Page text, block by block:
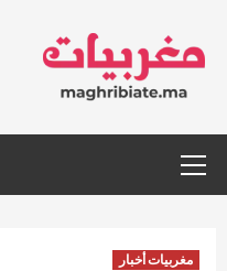
content
Menu
مغربيات أخبار